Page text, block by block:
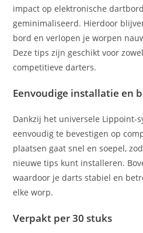
impact op elektronische
geminimaliseerd. Hierdoor
bord en verlopen je worpen
Deze tips zijn geschikt voor
competitieve darters.
Eenvoudige installatie en
Dankzij het universele Lippoint-
eenvoudig te bevestigen op
plaatsen gaat snel en soepel,
nieuwe tips kunt installeren.
waardoor je darts stabiel en
elke worp.
Verpakt per 30 stuks